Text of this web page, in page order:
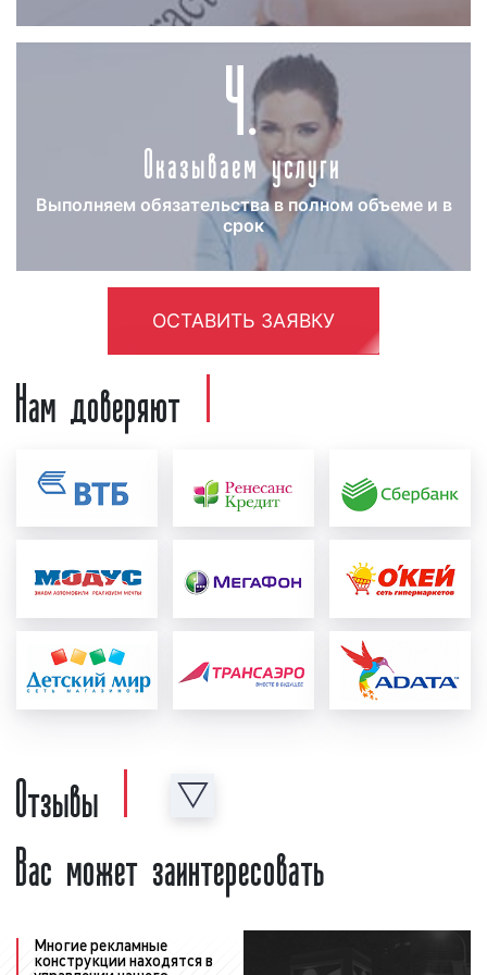
Как разместить рекламу на радио
в Хабаровске
Зачастую, наши клиенты спрашивают, как
разместить рекламу на радио «Русский Хит» в
Хабаровске? Процесс размещения рекламы на
радио «Русский Хит» можно разделить на
создание и проверка рекламного ролика:
перед тем, как запустить рекламу на радио,
необходимо создать рекламный материал, т.е.
рекламный ролик. Рекламный ролик может
и создан в нашей звукозаписывающей студии.
Для создания рекламного ролика нашими
предоставить следующую информацию:
концепцию рекламы, примерный текст,
условия акции, контакты и адреса. Также
информацию, важную с его точки зрения.
проверяется на соответствие требованиям
ФЗ «О рекламе
». Ролик проверяется как
юристами нашей компании, так и юристами
радиостанции. При необходимости в
исправления с учетом сделанных замечаний;
формирование медиаплана:
график выхода рекламы в эфире
радиостанции, который называется
важная информация, а именно: период
размещения рекламного ролика в эфире
4.
Оказываем услуги
Выполняем обязательства в полном объеме и в
срок
ОСТАВИТЬ ЗАЯВКУ
Нам доверяют
Отзывы
Вас может заинтересовать
Многие рекламные
конструкции находятся в